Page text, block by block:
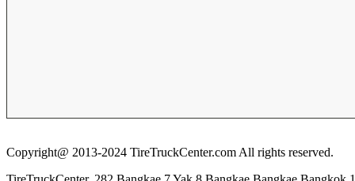
Copyright@ 2013-2024 TireTruckCenter.com All rights reserved.